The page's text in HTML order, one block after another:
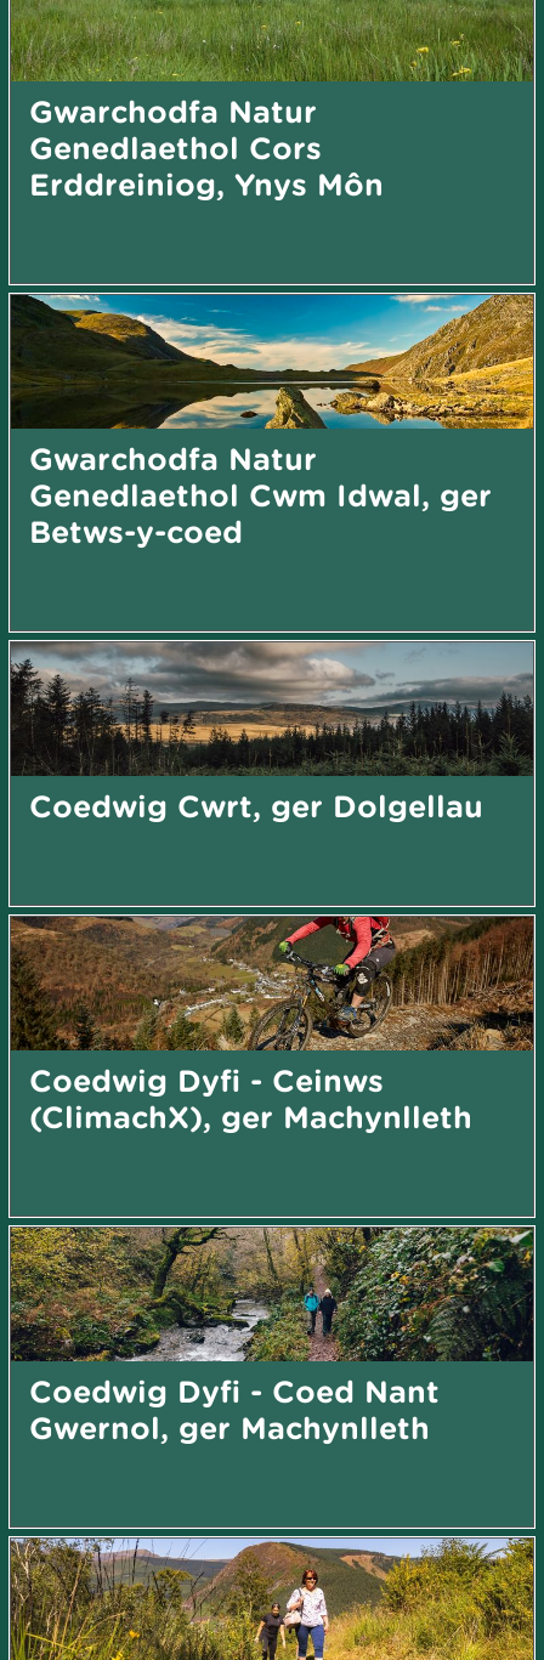
Gwarchodfa Natur
Genedlaethol Cors
Erddreiniog, Ynys Môn
Gwarchodfa Natur
Genedlaethol Cwm Idwal, ger
Betws-y-coed
Coedwig Cwrt, ger Dolgellau
Coedwig Dyfi - Ceinws
(ClimachX), ger Machynlleth
Coedwig Dyfi - Coed Nant
Gwernol, ger Machynlleth